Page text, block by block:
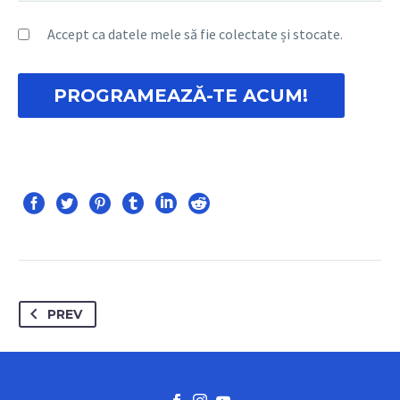
Accept ca datele mele să fie colectate și stocate.
PREV